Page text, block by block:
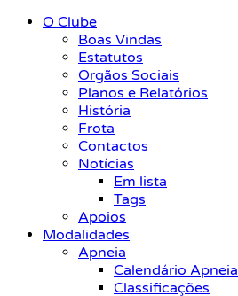
O Clube
Boas Vindas
Estatutos
Orgãos Sociais
Planos e Relatórios
História
Frota
Contactos
Notícias
Em lista
Tags
Apoios
Modalidades
Apneia
Calendário Apneia
Classificações